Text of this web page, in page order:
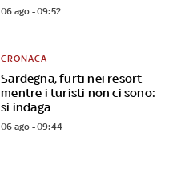
06 ago - 09:52
Sardegna, furti nei resort
mentre i turisti non ci sono:
si indaga
CRONACA
06 ago - 09:44